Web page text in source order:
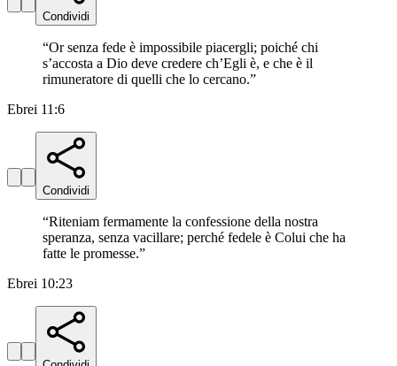
Condividi
“Or senza fede è impossibile piacergli; poiché chi
s’accosta a Dio deve credere ch’Egli è, e che è il
rimuneratore di quelli che lo cercano.”
Ebrei 11:6
Condividi
“Riteniam fermamente la confessione della nostra
speranza, senza vacillare; perché fedele è Colui che ha
fatte le promesse.”
Ebrei 10:23